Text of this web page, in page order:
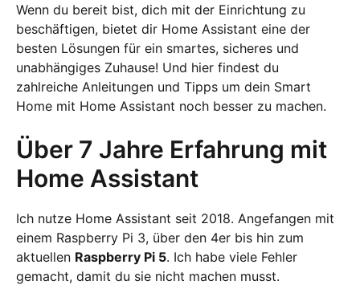
Wenn du bereit bist, dich mit der Einrichtung zu
beschäftigen, bietet dir Home Assistant eine der
besten Lösungen für ein smartes, sicheres und
unabhängiges Zuhause! Und hier findest du
zahlreiche Anleitungen und Tipps um dein Smart
Home mit Home Assistant noch besser zu machen.
Über 7 Jahre Erfahrung mit
Home Assistant
Ich nutze Home Assistant seit 2018. Angefangen mit
einem Raspberry Pi 3, über den 4er bis hin zum
aktuellen Raspberry Pi 5. Ich habe viele Fehler
gemacht, damit du sie nicht machen musst.